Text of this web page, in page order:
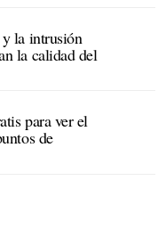
la intrusión
la calidad del
para ver el
de